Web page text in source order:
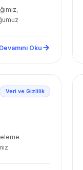
Devamını Oku
Veri ve Gizlilik